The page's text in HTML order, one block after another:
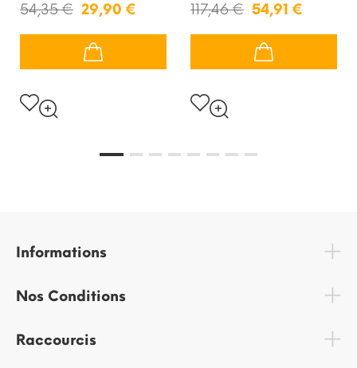
54,35 € 29,90 € 117,46 € 54,91 €
Informations
Nos Conditions
Raccourcis